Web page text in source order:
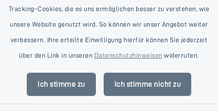
Tracking-Cookies, die es uns ermöglichen besser zu verstehen, wie
unsere Website genutzt wird. So können wir unser Angebot weiter
verbessern. Ihre erteilte Einwilligung hierfür können Sie jederzeit
über den Link in unseren Datenschutzhinweisen widerrufen.
Ich stimme zu Ich stimme nicht zu
Kontakt
Datenschutz